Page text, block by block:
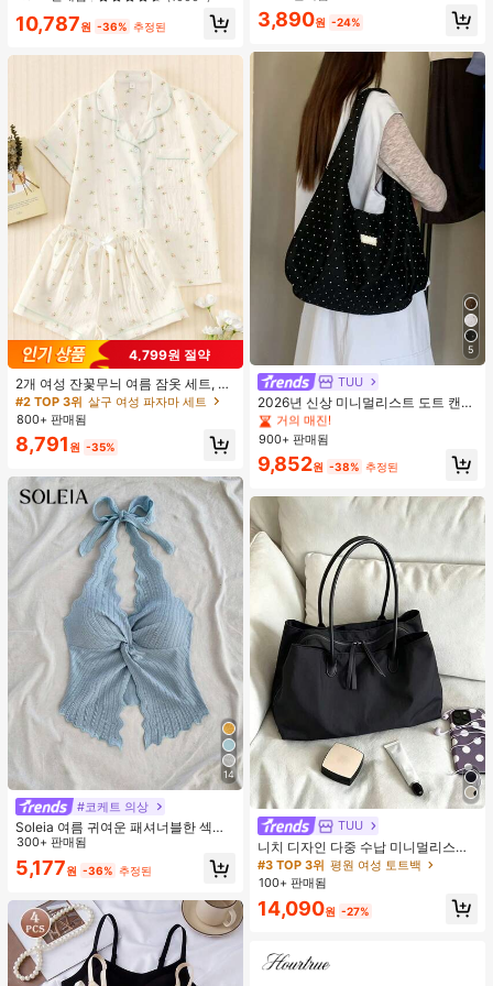
10,787원 -36% 추정된
4,799원 절약
2개 여성 잔꽃무늬 여름 잠옷 세트, 반
팔 버튼업 셔츠 및 반바지, 캐주얼 라
운지웨어
#2 TOP 3위 살구 여성 파자마 세트
800+ 판매됨
8,791 원 -35%
14
#코케트 의상
Soleia 여름 귀여운 패셔너블한 섹시
한 홀터 타이 트위스트 오픈 백 탑
300+ 판매됨
5,177원 -36% 추정된
3개 포함, 편안하고 통기성이 좋으며
결혼식, 공식적인 행사에 적합하며 캐
미솔과 함께 착용할 수 있습니다.
3,890원 -24%
5
TUU
2026년 신상 미니멀리스트 도트 캔버
스 토트백, 대용량 캐주얼 다용도 통근
숄더 핸드백
#1 TOP 3위 캔버스 여성 숄더백
거의 매진!
#1 TOP 3위 캔버스 여성 숄더백
거의 매진!
#1 TOP 3위 캔버스 여성 숄더백
거의 매진!
#1 TOP 3위
거의 매진!
900+ 판매됨
9,852원 -38% 추정된
TUU
니치 디자인 다중 수납 미니멀리스트
핸드백 2026년 신상 패션 다용도 숄
더 크로스바디 토트백
#3 TOP 3위 평원 여성 토트백
100+ 판매됨
14,090원 -27%